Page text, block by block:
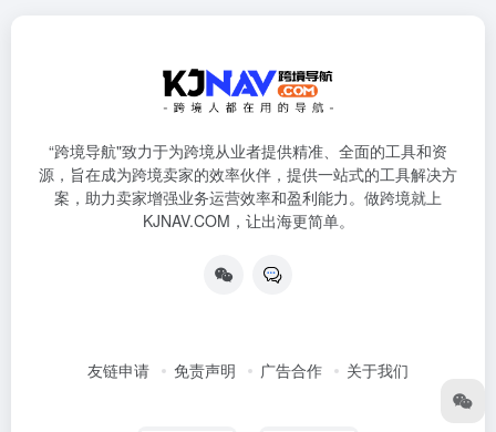
“跨境导航"致力于为跨境从业者提供精准、全面的工具和资
源，旨在成为跨境卖家的效率伙伴，提供一站式的工具解决方
案，助力卖家增强业务运营效率和盈利能力。做跨境就上
KJNAV.COM，让出海更简单。
友链申请 免责声明 广告合作 关于我们